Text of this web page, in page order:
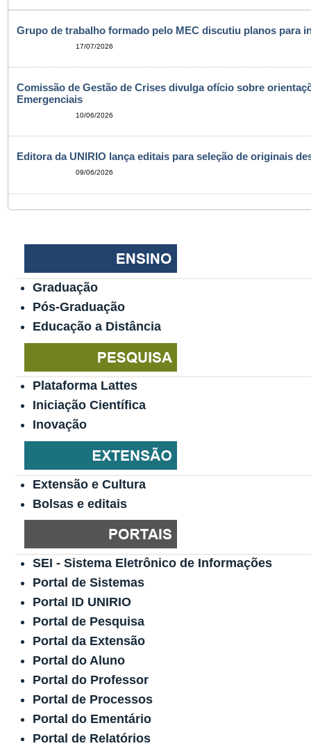
Grupo de trabalho formado pelo MEC discutiu planos para
17/07/2026
Comissão de Gestão de Crises divulga ofício sobre
Emergenciais
10/06/2026
Editora da UNIRIO lança editais para seleção de originais
09/06/2026
Graduação
Pós-Graduação
Educação a Distância
Plataforma Lattes
Iniciação Científica
Inovação
Extensão e Cultura
Bolsas e editais
SEI - Sistema Eletrônico de Informações
Portal de Sistemas
Portal ID UNIRIO
Portal de Pesquisa
Portal da Extensão
Portal do Aluno
Portal do Professor
Portal de Processos
Portal do Ementário
Portal de Relatórios